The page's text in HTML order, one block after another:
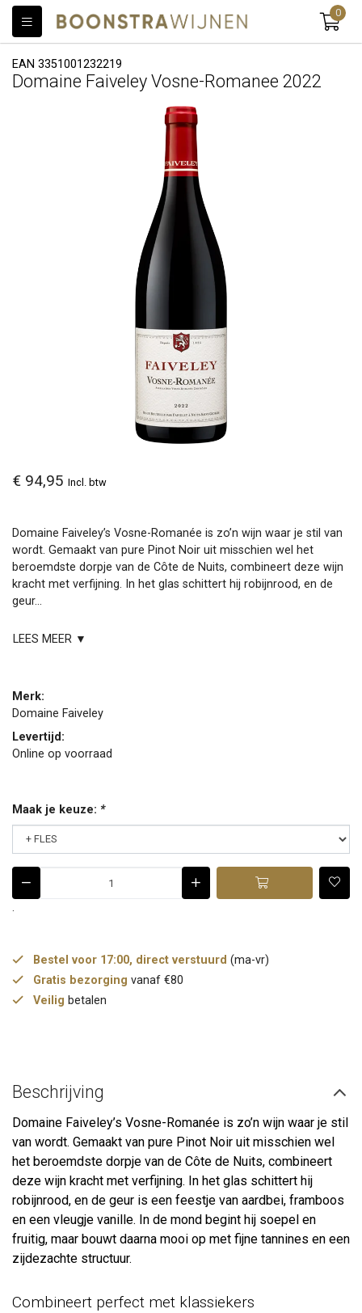
0
EAN 3351001232219
Domaine Faiveley Vosne-Romanee 2022
€ 94,95 Incl. btw
Domaine Faiveley’s Vosne-Romanée is zo’n wijn waar je stil van
wordt. Gemaakt van pure Pinot Noir uit misschien wel het
beroemdste dorpje van de Côte de Nuits, combineert deze wijn
kracht met verfijning. In het glas schittert hij robijnrood, en de
geur...
LEES MEER ▼
Merk:
Domaine Faiveley
Levertijd:
Online op voorraad
Maak je keuze: *
.
Bestel voor 17:00, direct verstuurd (ma-vr)
Gratis bezorging vanaf €80
Veilig betalen
Beschrijving
Domaine Faiveley’s Vosne-Romanée is zo’n wijn waar je stil
van wordt. Gemaakt van pure Pinot Noir uit misschien wel
het beroemdste dorpje van de Côte de Nuits, combineert
deze wijn kracht met verfijning. In het glas schittert hij
robijnrood, en de geur is een feestje van aardbei, framboos
en een vleugje vanille. In de mond begint hij soepel en
fruitig, maar bouwt daarna mooi op met fijne tannines en een
zijdezachte structuur.
Combineert perfect met klassiekers